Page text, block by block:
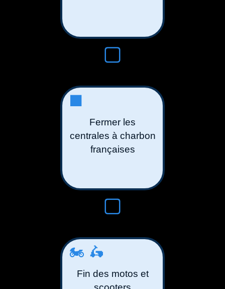
Fermer les
centrales à charbon
françaises
🏍️🛵
Fin des motos et